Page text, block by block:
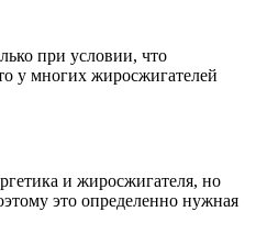
при условии, что
у многих жиросжигателей
и жиросжигателя, но
это определенно нужная